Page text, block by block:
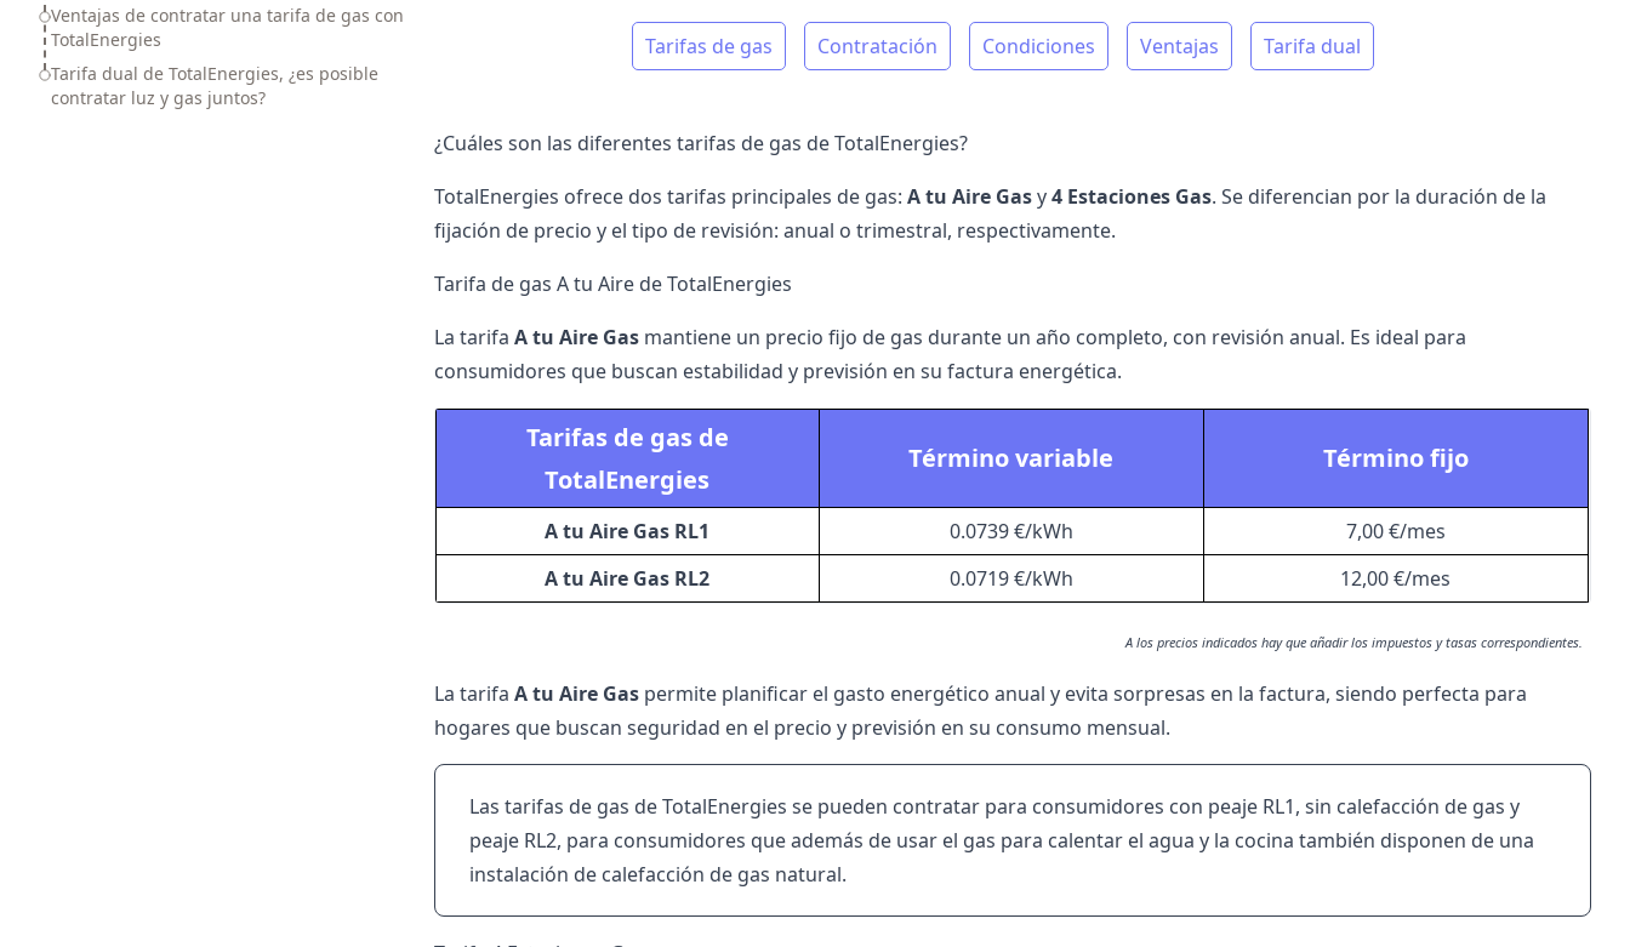
Ventajas de contratar una tarifa de gas con
TotalEnergies
Tarifa dual de TotalEnergies, ¿es posible
contratar luz y gas juntos?
Tarifas de gas Contratación Condiciones Ventajas Tarifa dual
¿Cuáles son las diferentes tarifas de gas de TotalEnergies?
TotalEnergies ofrece dos tarifas principales de gas: A tu Aire Gasy4 Estaciones Gas. Se diferencian por la duración de la
fijación de precio y el tipo de revisión: anual o trimestral, respectivamente.
Tarifa de gas A tu Aire de TotalEnergies
La tarifa A tu Aire Gasmantiene un precio fijo de gas durante un año completo, con revisión anual. Es ideal para
consumidores que buscan estabilidad y previsión en su factura energética.
Tarifas de gas de
TotalEnergies
Término variable Término fijo
A tu Aire Gas RL1 0.0739 €/kWh
7,00 €/mes
A tu Aire Gas RL2
0.0719 €/kWh 12,00 €/mes
A los precios indicados hay que añadir los impuestos y tasas correspondientes.
La tarifa A tu Aire Gaspermite planificar el gasto energético anual y evita sorpresas en la factura, siendo perfecta para
hogares que buscan seguridad en el precio y previsión en su consumo mensual.
Las tarifas de gas de TotalEnergies se pueden contratar para consumidores con peaje RL1, sin calefacción de gas y
peaje RL2, para consumidores que además de usar el gas para calentar el agua y la cocina también disponen de una
instalación de calefacción de gas natural.